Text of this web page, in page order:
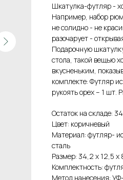
Шкатулка-футляр -
Например, набор
не солидно - не
разочарует -
Подарочную
стола, такой вещью
вкусненьким,
комплекте: Футляр
рукоять орех – 1 шт.
Остаток на складе: 34
Цвет: коричневый
Материал: футляр-
сталь
Размер: 34,2 х 12,5 х
Комплектность:
Метод нанесения: